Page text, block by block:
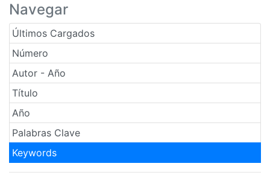
Navegar
Últimos Cargados
Número
Autor - Año
Título
Año
Palabras Clave
Keywords